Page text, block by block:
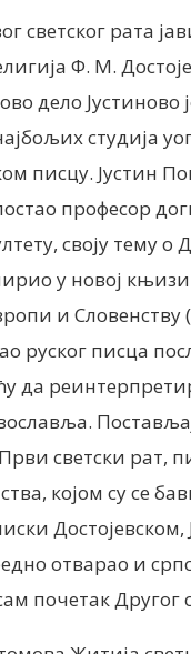
светског рата
Ф. М.
дело Јустиново
студија
писцу. Јустин
професор
своју тему о
у новој
и Словенству
руског писца
да
светски рат,
којом су се
Достојевском,
отварао и
почетак Другог